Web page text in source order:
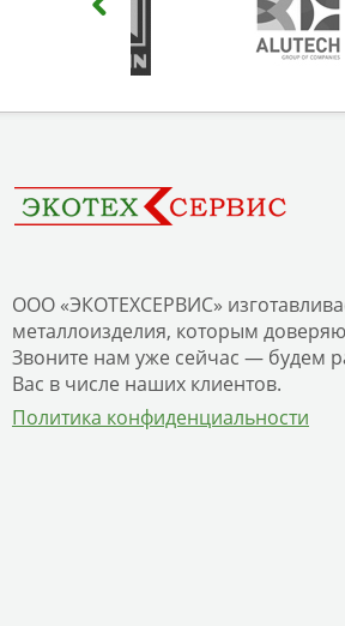
ООО «ЭКОТЕХСЕРВИС»
металлоизделия, которым
Звоните нам уже сейчас — будем
Вас в числе наших клиентов.
Политика конфиденциальности